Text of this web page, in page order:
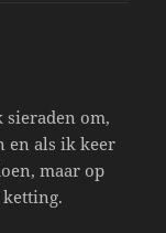
om,
en als ik keer
maar op